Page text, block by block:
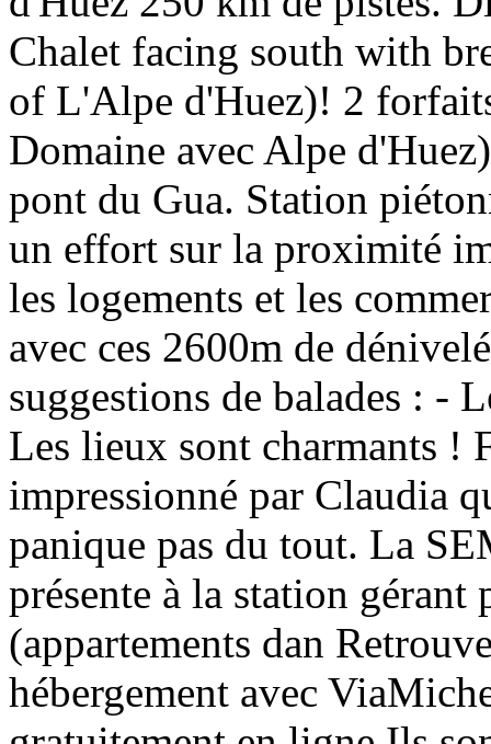
Chalet facing south with
of L'Alpe d'Huez)! 2
Domaine avec Alpe
pont du Gua. Station
un effort sur la proximité
les logements et les
avec ces 2600m de
suggestions de balades : -
Les lieux sont charmants !
impressionné par Claudia
panique pas du tout. La
présente à la station gérant
(appartements dan
hébergement avec